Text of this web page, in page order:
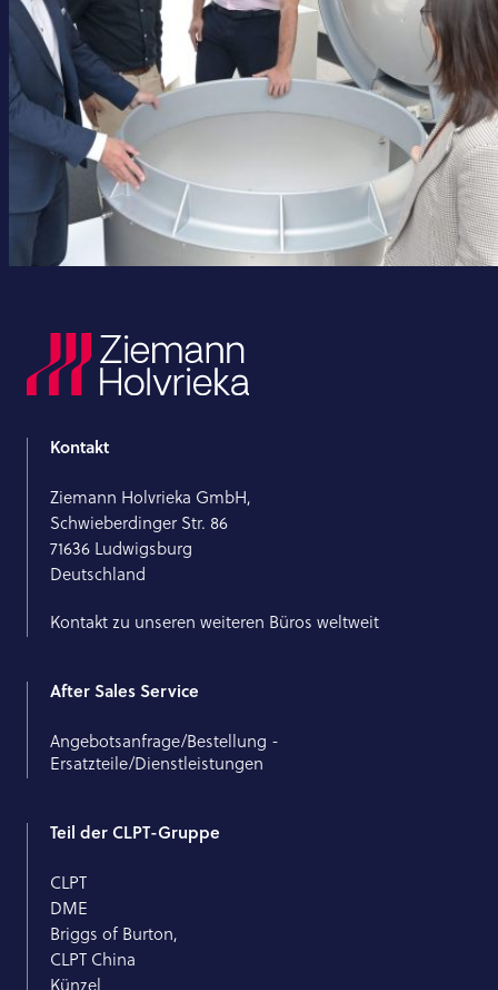
Kontakt
Ziemann Holvrieka GmbH,
Schwieberdinger Str. 86
71636 Ludwigsburg
Deutschland
Kontakt zu unseren weiteren Büros weltweit
After Sales Service
Angebotsanfrage/Bestellung -
Ersatzteile/Dienstleistungen
Teil der CLPT-Gruppe
CLPT
DME
Briggs of Burton,
CLPT China
Künzel